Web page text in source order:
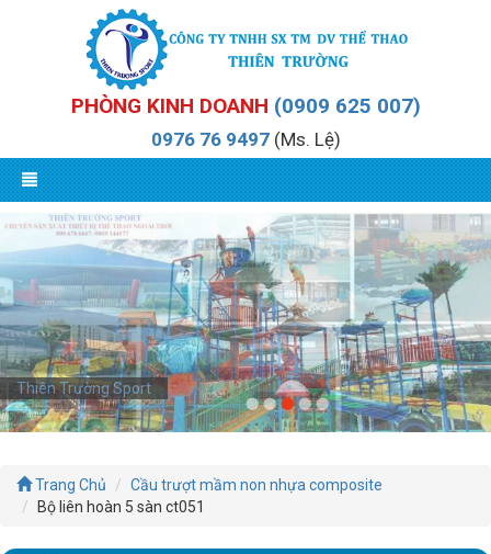
PHÒNG KINH DOANH (0909 625 007)
0976 76 9497(Ms. Lệ)
Thiên Trường Sport
Thiên Trường Sport
Trang Chủ
Cầu trượt mầm non nhựa composite
Bộ liên hoàn 5 sàn ct051